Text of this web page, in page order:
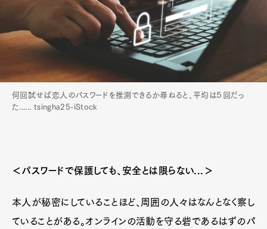
何回試せば恋人のパスワードを推測できるか尋ねると、平均は５回だっ
た...... tsingha25-iStock
＜パスワードで保護しても、安全とは限らない...＞
本人が秘密にしていることほど、周囲の人々はなんとなく察し
ていることがある。オンラインの活動を守る砦であるはずのパ